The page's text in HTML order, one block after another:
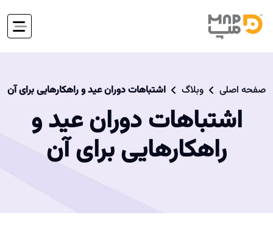
صفحه اصلی وبلاگ اشتباهات دوران عید و راهکارهایی برای آن
اشتباهات دوران عید و
راهکارهایی برای آن